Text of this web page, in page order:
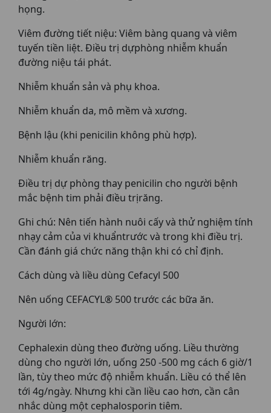
họng.
Viêm đường tiết niệu: Viêm bàng quang và viêm
tuyến tiền liệt. Ðiều trị dựphòng nhiễm khuẩn
đường niệu tái phát.
Nhiễm khuẩn sản và phụ khoa.
Nhiễm khuẩn da, mô mềm và xương.
Bệnh lậu (khi penicilin không phù hợp).
Nhiễm khuẩn răng.
Ðiều trị dự phòng thay penicilin cho người bệnh
mắc bệnh tim phải điều trịrăng.
Ghi chú: Nên tiến hành nuôi cấy và thử nghiệm tính
nhạy cảm của vi khuẩntrước và trong khi điều trị.
Cần đánh giá chức năng thận khi có chỉ định.
Cách dùng và liều dùng Cefacyl 500
Nên uống CEFACYL® 500 trước các bữa ăn.
Người lớn:
Cephalexin dùng theo đường uống. Liều thường
dùng cho người lớn, uống 250 -500 mg cách 6 giờ/1
lần, tùy theo mức độ nhiễm khuẩn. Liều có thể lên
tới 4g/ngày. Nhưng khi cần liều cao hơn, cần cân
nhắc dùng một cephalosporin tiêm.